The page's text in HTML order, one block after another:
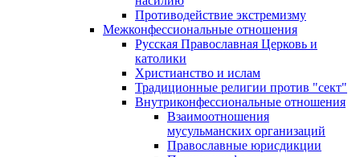
Противодействие экстремизму
Межконфессиональные отношения
Русская Православная Церковь и
католики
Христианство и ислам
Традиционные религии против "сект"
Внутриконфессиональные отношения
Взаимоотношения
мусульманских организаций
Православные юрисдикции